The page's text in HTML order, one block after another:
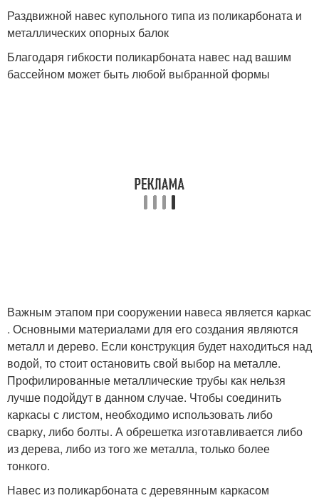
Раздвижной навес купольного типа из поликарбоната и
металлических опорных балок
Благодаря гибкости поликарбоната навес над вашим
бассейном может быть любой выбранной формы
Важным этапом при сооружении навеса является каркас
. Основными материалами для его создания являются
металл и дерево. Если конструкция будет находиться над
водой, то стоит остановить свой выбор на металле.
Профилированные металлические трубы как нельзя
лучше подойдут в данном случае. Чтобы соединить
каркасы с листом, необходимо использовать либо
сварку, либо болты. А обрешетка изготавливается либо
из дерева, либо из того же металла, только более
тонкого.
Навес из поликарбоната с деревянным каркасом